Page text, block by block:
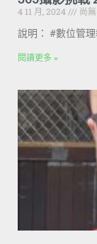
4 11 月, 2024
尚
說明： #數位管
閱讀更多 »